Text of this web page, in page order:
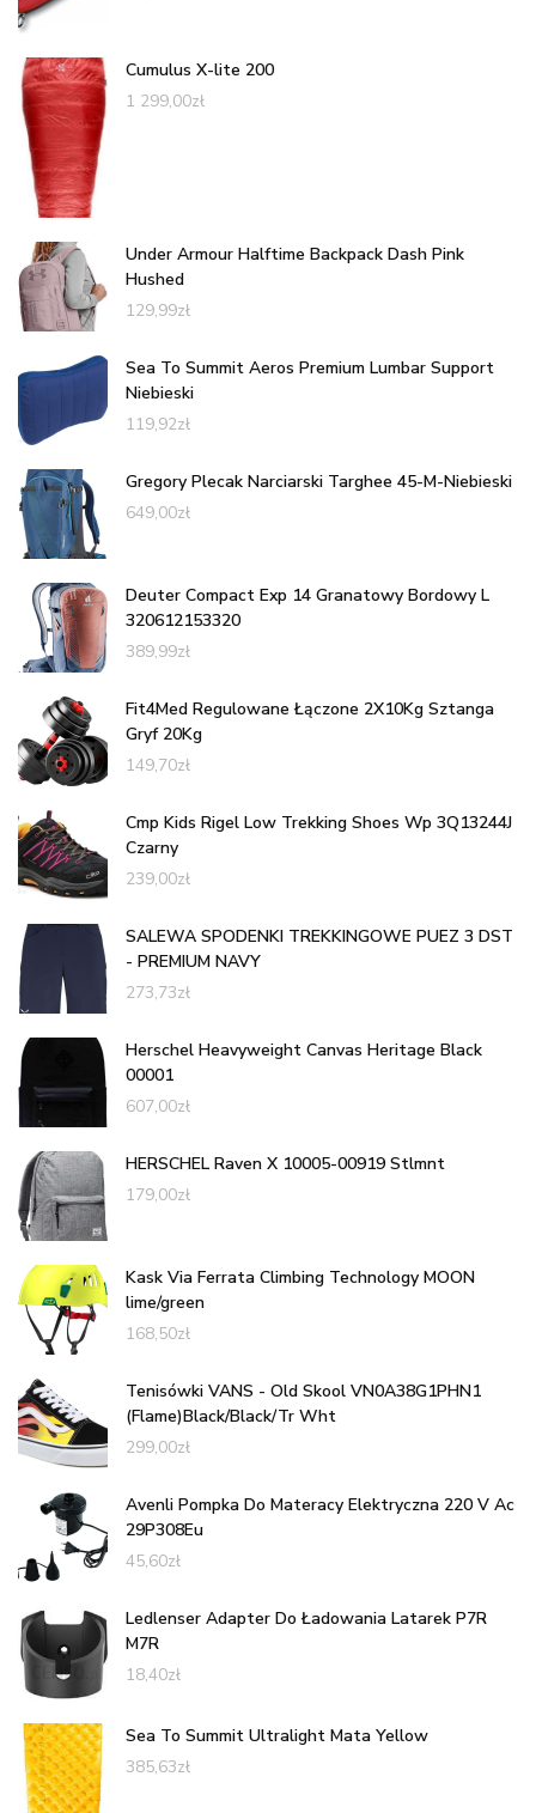
Cumulus X-lite 200
1 299,00zł
Under Armour Halftime Backpack Dash Pink
Hushed
129,99zł
Sea To Summit Aeros Premium Lumbar Support
Niebieski
119,92zł
Gregory Plecak Narciarski Targhee 45-M-Niebieski
649,00zł
Deuter Compact Exp 14 Granatowy Bordowy L
320612153320
389,99zł
Fit4Med Regulowane Łączone 2X10Kg Sztanga
Gryf 20Kg
149,70zł
Cmp Kids Rigel Low Trekking Shoes Wp 3Q13244J
Czarny
239,00zł
SALEWA SPODENKI TREKKINGOWE PUEZ 3 DST
- PREMIUM NAVY
273,73zł
Herschel Heavyweight Canvas Heritage Black
00001
607,00zł
HERSCHEL Raven X 10005-00919 Stlmnt
179,00zł
Kask Via Ferrata Climbing Technology MOON
lime/green
168,50zł
Tenisówki VANS - Old Skool VN0A38G1PHN1
(Flame)Black/Black/Tr Wht
299,00zł
Avenli Pompka Do Materacy Elektryczna 220 V Ac
29P308Eu
45,60zł
Ledlenser Adapter Do Ładowania Latarek P7R
M7R
18,40zł
Sea To Summit Ultralight Mata Yellow
385,63zł